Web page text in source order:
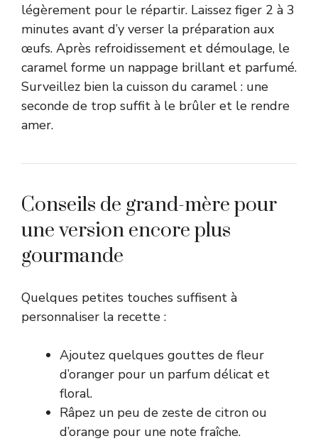
légèrement pour le répartir. Laissez figer 2 à 3
minutes avant d’y verser la préparation aux
œufs. Après refroidissement et démoulage, le
caramel forme un nappage brillant et parfumé.
Surveillez bien la cuisson du caramel : une
seconde de trop suffit à le brûler et le rendre
amer.
Conseils de grand-mère pour
une version encore plus
gourmande
Quelques petites touches suffisent à
personnaliser la recette :
Ajoutez quelques gouttes de fleur
d’oranger pour un parfum délicat et
floral.
Râpez un peu de zeste de citron ou
d’orange pour une note fraîche.